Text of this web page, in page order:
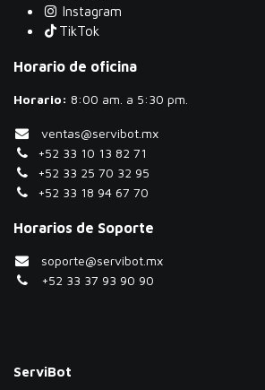
Instagram
TikTok
Horario de oficina
Horario: ​8:00 am. a 5:30 pm.
ventas@servibot.mx
+52 33 10 13 82 71
+52 33 25 70 32 95
+52 33 18 94 67 70
Horarios de Soporte
soporte@servibot.mx
+52 33 37 93 90 90
ServiBot